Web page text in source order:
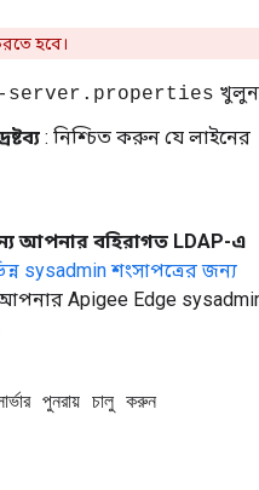
হবে।
server.properties
: নিশ্চিত করুন যে লাইনের
আপনার বহিরাগত LDAP-এ
sysadmin শংসাপত্রের জন্য
Apigee Edge
পুনরায় চালু করুন